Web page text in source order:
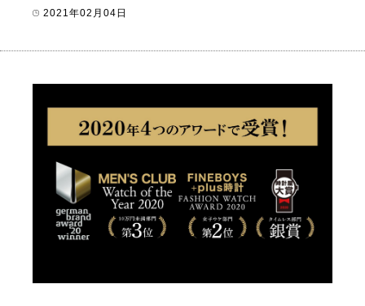
2021年02月04日